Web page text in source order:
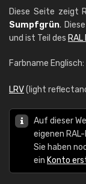
Diese Seite zeigt
Sumpfgrün.
und ist Teil des RAL
Farbname Englisch:
LRV(light
Auf dieser
eigenen
Sie haben
ein Konto